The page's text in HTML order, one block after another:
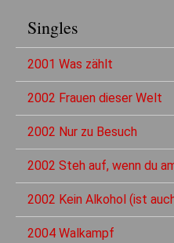
Singles
2001 Was zählt
2002 Frauen dieser Welt
2002 Nur zu Besuch
2002 Steh auf, wenn du
2002 Kein Alkohol (ist
2004 Walkampf